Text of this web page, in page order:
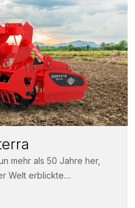
mehr als 50 Jahre her,
Welt erblickte....